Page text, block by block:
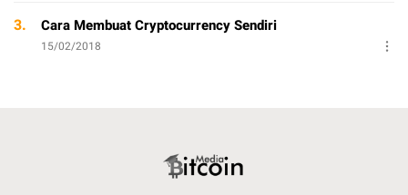
3. Cara Membuat Cryptocurrency Sendiri
15/02/2018